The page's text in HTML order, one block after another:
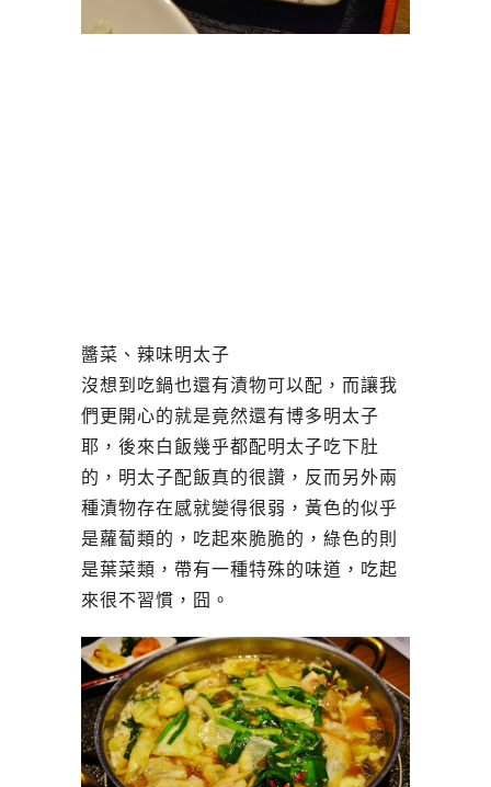
醬菜、辣味明太子
沒想到吃鍋也還有漬物可以配，而讓我
們更開心的就是竟然還有博多明太子
耶，後來白飯幾乎都配明太子吃下肚
的，明太子配飯真的很讚，反而另外兩
種漬物存在感就變得很弱，黃色的似乎
是蘿蔔類的，吃起來脆脆的，綠色的則
是葉菜類，帶有一種特殊的味道，吃起
來很不習慣，囧。